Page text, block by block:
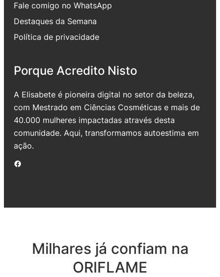
Fale comigo no WhatsApp
Destaques da Semana
Política de privacidade
Porque Acredito Nisto
A Elisabete é pioneira digital no setor da beleza,
com Mestrado em Ciências Cosméticas e mais de
40.000 mulheres impactadas através desta
comunidade. Aqui, transformamos autoestima em
ação.
Facebook
Milhares já confiam na
ORIFLAME